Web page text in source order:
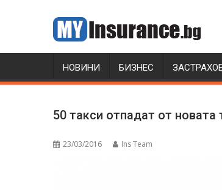
НОВИНИ БИЗНЕС
50 такси отпадат от
23/03/2016 Ins Team